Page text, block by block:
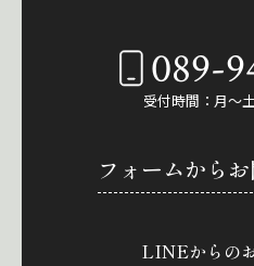
089-
受付時間：月～
フォームから
LINEからの